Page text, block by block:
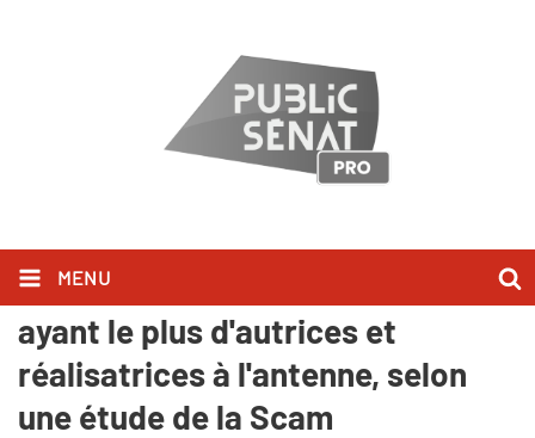
MENU
Public Sénat | Diffuseur français
ayant le plus d'autrices et
réalisatrices à l'antenne, selon
une étude de la Scam